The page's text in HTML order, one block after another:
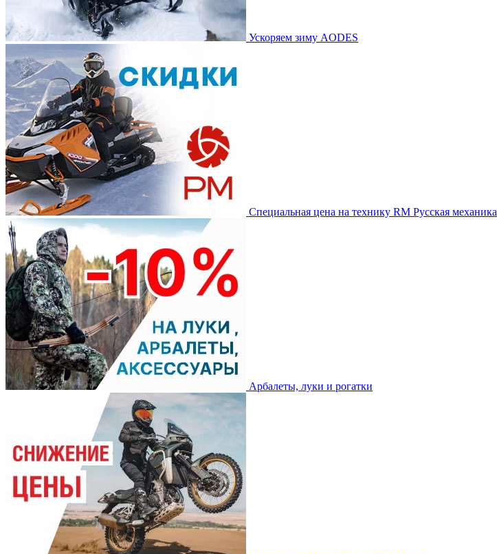
Ускоряем зиму AODES
Специальная цена на технику RM Русская механика
Арбалеты, луки и рогатки